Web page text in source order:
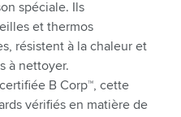
spéciale. Ils
et thermos
résistent à la chaleur et
à nettoyer.
B Corp™, cette
vérifiés en matière de